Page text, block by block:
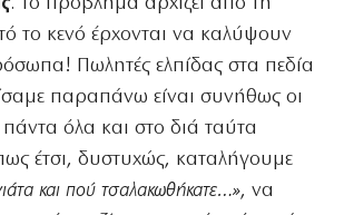
το κενό έρχονται να καλύψουν
Πωλητές ελπίδας στα πεδία
παραπάνω είναι συνήθως οι
όλα και στο διά ταύτα
έτσι, δυστυχώς, καταλήγουμε
και πού τσαλακωθήκατε…», να